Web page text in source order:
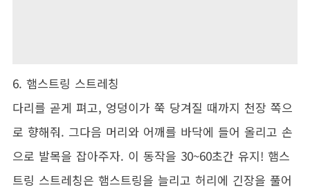
6. 햄스트링 스트레칭
다리를 곧게 펴고, 엉덩이가 쭉 당겨질 때까지 천장 쪽으
로 향해줘. 그다음 머리와 어깨를 바닥에 들어 올리고 손
으로 발목을 잡아주자. 이 동작을 30~60초간 유지! 햄스
트링 스트레칭은 햄스트링을 늘리고 허리에 긴장을 풀어